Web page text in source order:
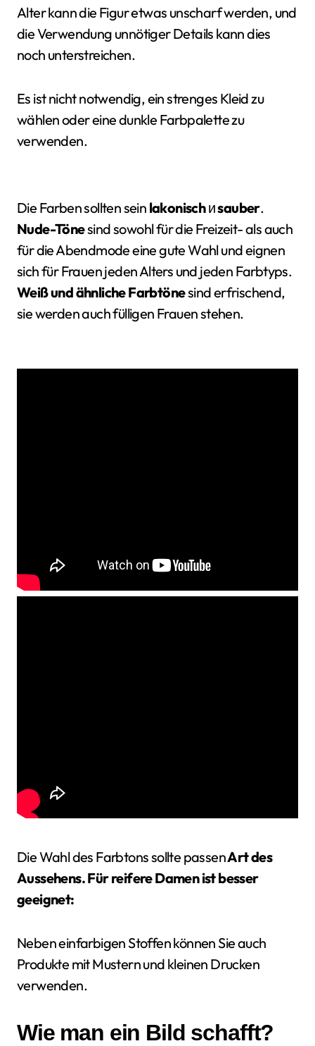
Alter kann die Figur etwas unscharf werden, und
die Verwendung unnötiger Details kann dies
noch unterstreichen.
Es ist nicht notwendig, ein strenges Kleid zu
wählen oder eine dunkle Farbpalette zu
verwenden.
Die Farben sollten sein lakonischиsauber.
Nude-Tönesind sowohl für die Freizeit- als auch
für die Abendmode eine gute Wahl und eignen
sich für Frauen jeden Alters und jeden Farbtyps.
Weiß und ähnliche Farbtönesind erfrischend,
sie werden auch fülligen Frauen stehen.
Die Wahl des Farbtons sollte passenArt des
Aussehens.Für reifere Damen ist besser
geeignet:
Neben einfarbigen Stoffen können Sie auch
Produkte mit Mustern und kleinen Drucken
verwenden.
Wie man ein Bild schafft?